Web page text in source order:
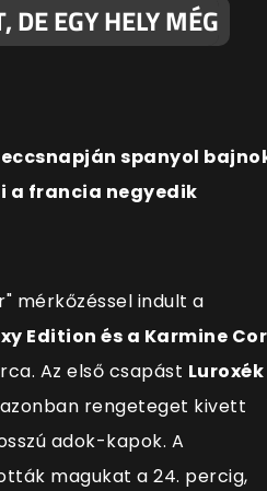
DE EGY HELY MÉG
spanyol
francia negyedik
mérkőzéssel indult a
Edition és a Karmine
Az első csapást Luroxék
rengeteget kivett
adok-kapok. A
magukat a 24. percig,